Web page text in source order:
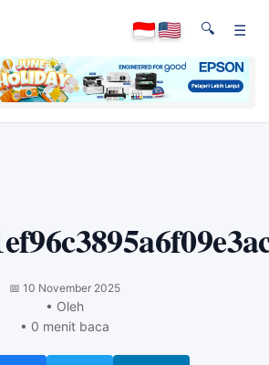
🔍 ☰
📅 10 November 2025
• Oleh
• 0 menit baca